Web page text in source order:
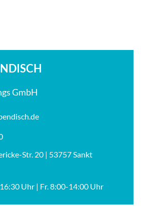
GmbH
Str. 20 | 53757 Sankt
Uhr | Fr. 8:00-14:00 Uhr